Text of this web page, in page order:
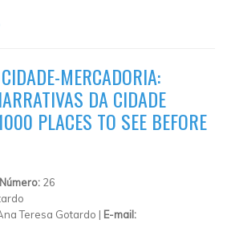
MERCADORIA:
DA CIDADE
PLACES TO SEE BEFORE
Número: 26
Teresa Gotardo | E-mail: